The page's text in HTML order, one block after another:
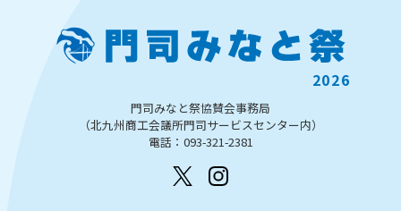
2026
門司みなと祭協賛会事務局
（北九州商工会議所門司サービスセンター内）
電話：093-321-2381